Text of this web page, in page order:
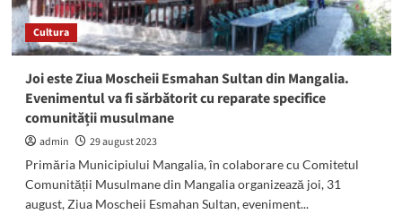
Cultura
Joi este Ziua Moscheii Esmahan Sultan din Mangalia.
Evenimentul va fi sărbătorit cu reparate specifice
comunității musulmane
admin
29 august 2023
Primăria Municipiului Mangalia, în colaborare cu Comitetul
Comunității Musulmane din Mangalia organizează joi, 31
august, Ziua Moscheii Esmahan Sultan, eveniment...